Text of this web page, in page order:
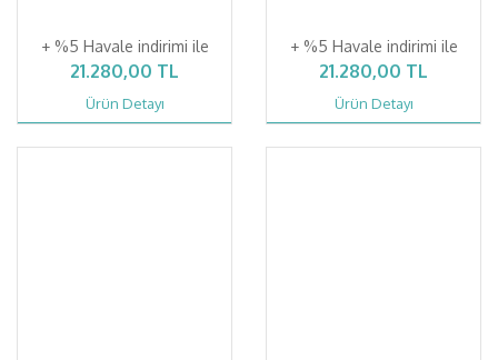
+ %5 Havale indirimi ile
21.280,00 TL
Ürün Detayı
+ %5 Havale indirimi ile
21.280,00 TL
Ürün Detayı